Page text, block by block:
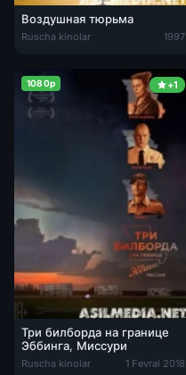
Воздушная тюрьма
Ruscha kinolar 1997
+1
1080p
Три билборда на границе
Эббинга, Миссури
Ruscha kinolar 1 Fevral 2018